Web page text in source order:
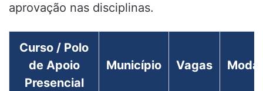
aprovação nas disciplinas.
Curso / Polo
de Apoio
Presencial
Município Vagas